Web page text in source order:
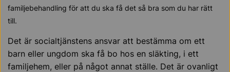
familjebehandling för att du ska få det så bra som du har rätt
till.
Det är socialtjänstens ansvar att bestämma om ett
barn eller ungdom ska få bo hos en släkting, i ett
familjehem, eller på något annat ställe. Det är ovanligt